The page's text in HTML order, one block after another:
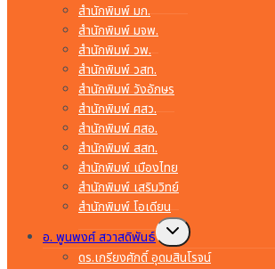
สำนักพิมพ์ มก.
สำนักพิมพ์ มจพ.
สำนักพิมพ์ วพ.
สำนักพิมพ์ วสท.
สำนักพิมพ์ วังอักษร
สำนักพิมพ์ ศสว.
สำนักพิมพ์ ศสอ.
สำนักพิมพ์ สสท.
สำนักพิมพ์ เมืองไทย
สำนักพิมพ์ เสริมวิทย์
สำนักพิมพ์ โอเดียน
อ. พูนพงศ์ สวาสดิพันธ์
Toggle
child
menu
ดร.เกรียงศักดิ์ อุดมสินโรจน์